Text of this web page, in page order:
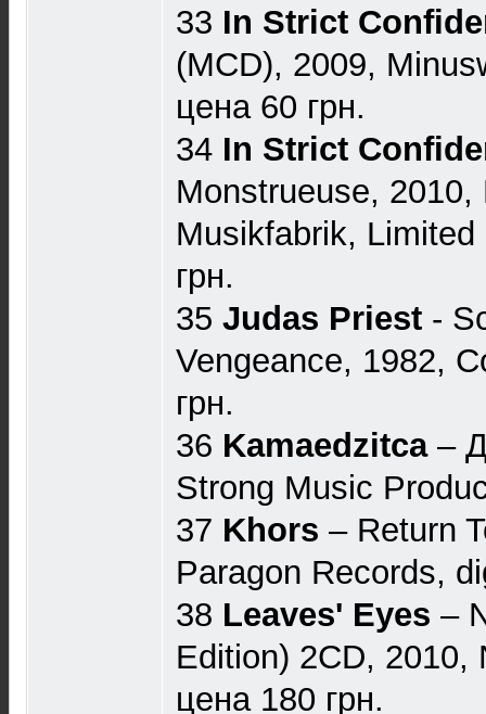
33 In Strict
(MCD), 2009,
цена 60 грн.
34 In Strict
Monstrueuse, 2010,
Musikfabrik,
грн.
35 Judas Priest -
Vengeance, 1982,
грн.
36 Kamaedzitca‎–
Strong Music
37 Khors ‎– Return
Paragon Records,
38 Leaves' Eyes ‎–
Edition) 2CD, 2010,
цена 180 грн.